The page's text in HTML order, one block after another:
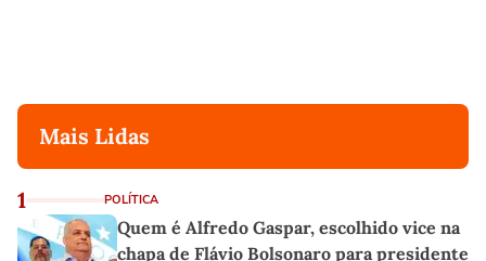
Mais Lidas
1 POLÍTICA
Quem é Alfredo Gaspar, escolhido vice na
chapa de Flávio Bolsonaro para presidente